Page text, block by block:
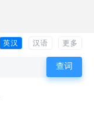
英汉 汉语 更多